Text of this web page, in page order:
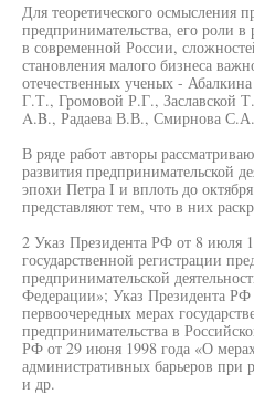
Для теоретического осмысления
предпринимательства, его роли
в современной России,
становления малого бизнеса
отечественных ученых -
Г.Т., Громовой Р.Г., Заславской
A.B., Радаева В.В., Смирнова
В ряде работ авторы
развития предпринимательской
эпохи Петра I и вплоть до
представляют тем, что в них
2 Указ Президента РФ от 8 июля
государственной регистрации
предпринимательской
Федерации»; Указ Президента РФ
первоочередных мерах
предпринимательства в
РФ от 29 июня 1998 года «О
административных барьеров при
и др.